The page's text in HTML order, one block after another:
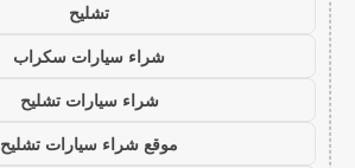
تشليح
شراء سيارات سكراب
شراء سيارات تشليح
موقع شراء سيارات تشليح